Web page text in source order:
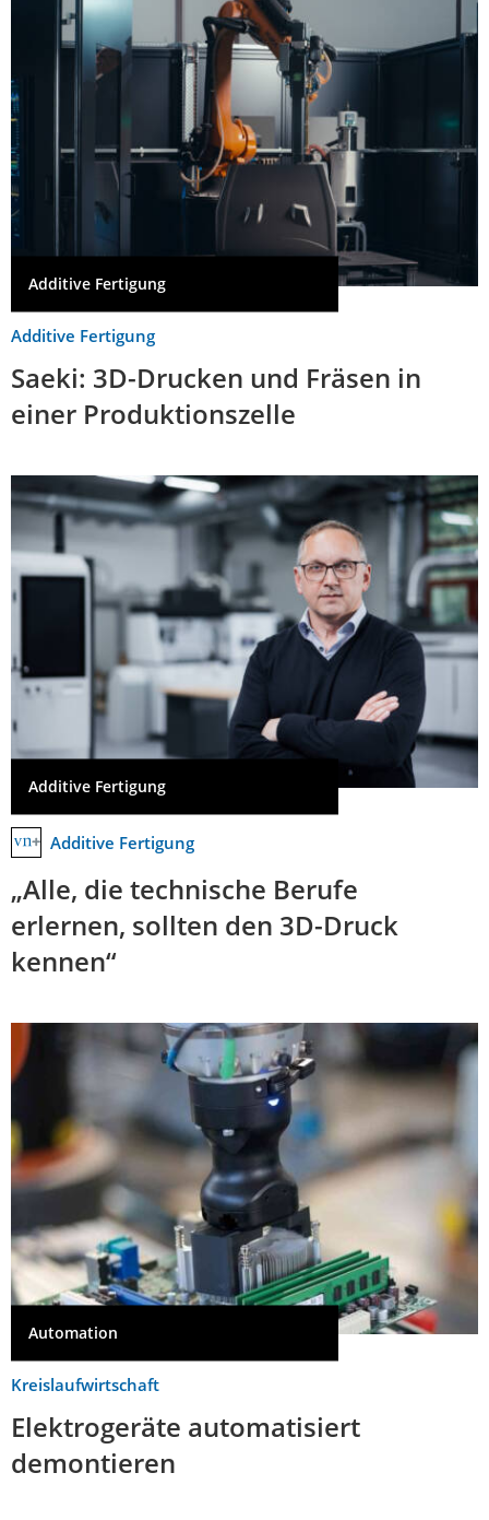
Additive Fertigung
Additive Fertigung
Saeki: 3D-Drucken und Fräsen in
einer Produktionszelle
Additive Fertigung
Additive Fertigung
„Alle, die technische Berufe
erlernen, sollten den 3D-Druck
kennen“
Automation
Kreislaufwirtschaft
Elektrogeräte automatisiert
demontieren